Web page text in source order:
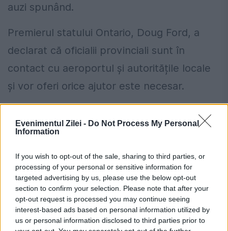
Evenimentul Zilei - Do Not Process My Personal
Information
If you wish to opt-out of the sale, sharing to third parties, or
processing of your personal or sensitive information for
targeted advertising by us, please use the below opt-out
section to confirm your selection. Please note that after your
opt-out request is processed you may continue seeing
interest-based ads based on personal information utilized by
us or personal information disclosed to third parties prior to
auzi spunând.
Premierul statului Ontario, Doug Ford, a
declarat că oficialii provinciali sunt în
contact cu aeroportul și autoritățile locale
și vor oferi orice ajutor este necesar.
este „recunoscător primilor agenți de
locului”.
Vremea rea a contribuit la
accidentul aviatic